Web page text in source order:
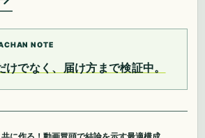
NOTE
けでなく、届け方まで検証中。